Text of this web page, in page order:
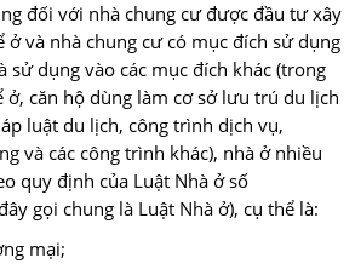
đối với nhà chung cư được đầu tư xây
và nhà chung cư có mục đích sử dụng
sử dụng vào các mục đích khác (trong
ở, căn hộ dùng làm cơ sở lưu trú du lịch
luật du lịch, công trình dịch vụ,
và các công trình khác), nhà ở nhiều
quy định của Luật Nhà ở số
gọi chung là Luật Nhà ở), cụ thể là:
mại;